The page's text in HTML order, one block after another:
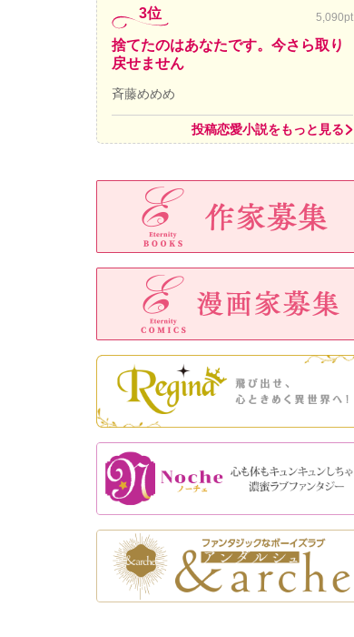
3位 5,090pt
捨てたのはあなたです。今さら取り
戻せません
斉藤めめめ
投稿恋愛小説をもっと見る